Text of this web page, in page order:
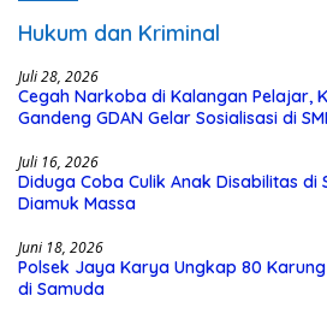
Hukum dan Kriminal
Juli 28, 2026
Cegah Narkoba di Kalangan Pelajar,
Gandeng GDAN Gelar Sosialisasi di
Juli 16, 2026
Diduga Coba Culik Anak Disabilitas di
Diamuk Massa
Juni 18, 2026
Polsek Jaya Karya Ungkap 80
di Samuda